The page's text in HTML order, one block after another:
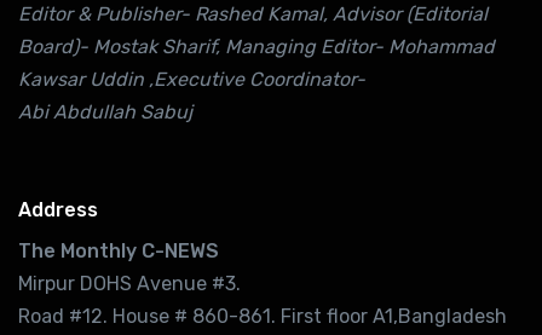
Editor & Publisher- Rashed Kamal, Advisor (Editorial
Board)- Mostak Sharif, Managing Editor- Mohammad
Kawsar Uddin ,Executive Coordinator-
Abi Abdullah Sabuj
Address
The Monthly C-NEWS
Mirpur DOHS Avenue #3.
Road #12. House # 860-861. First floor A1,Bangladesh